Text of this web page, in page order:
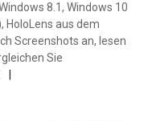
8.1, Windows 10
HoloLens aus dem
Screenshots an, lesen
Sie